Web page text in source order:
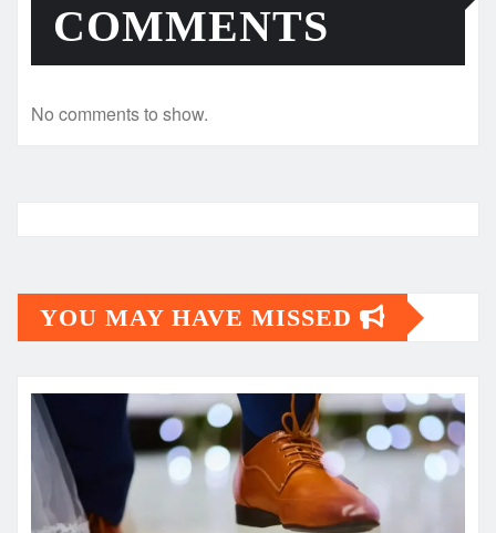
COMMENTS
No comments to show.
YOU MAY HAVE MISSED